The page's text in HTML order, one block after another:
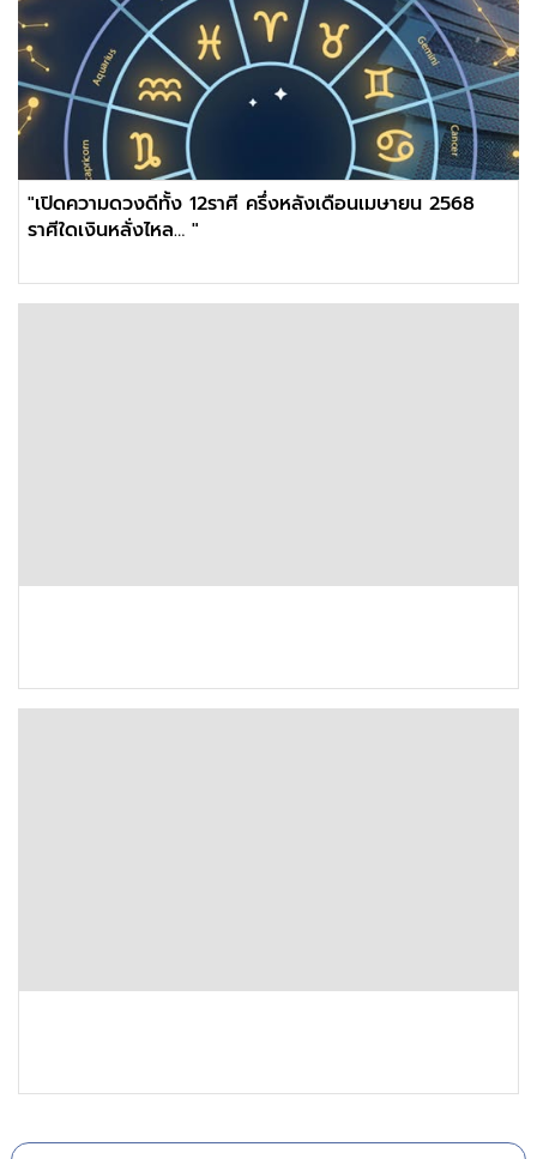
"เปิดความดวงดีทั้ง 12ราศี ครึ่งหลังเดือนเมษายน 2568
ราศีใดเงินหลั่งไหล… "